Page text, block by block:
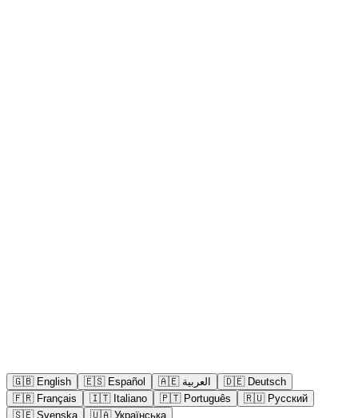
🇬🇧 English 🇪🇸 Español 🇦🇪 العربية 🇩🇪 Deutsch
🇫🇷 Français 🇮🇹 Italiano 🇵🇹 Português 🇷🇺 Русский
🇸🇪 Svenska 🇺🇦 Українська